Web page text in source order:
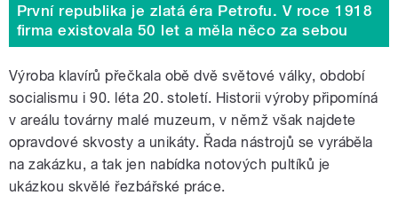
První republika je zlatá éra Petrofu. V roce 1918
firma existovala 50 let a měla něco za sebou
Výroba klavírů přečkala obě dvě světové války, období
socialismu i 90. léta 20. století. Historii výroby připomíná
v areálu továrny malé muzeum, v němž však najdete
opravdové skvosty a unikáty. Řada nástrojů se vyráběla
na zakázku, a tak jen nabídka notových pultíků je
ukázkou skvělé řezbářské práce.